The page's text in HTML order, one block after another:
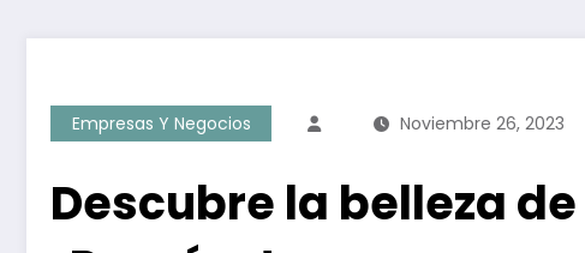
Empresas Y Negocios Noviembre 26, 2023
Descubre la belleza